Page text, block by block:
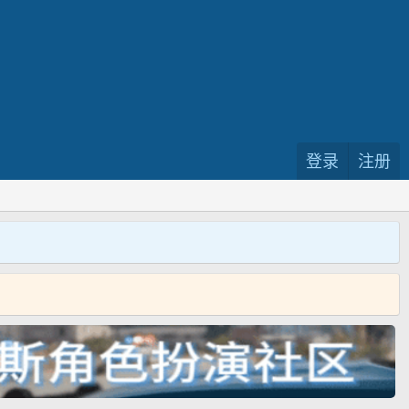
登录 注册